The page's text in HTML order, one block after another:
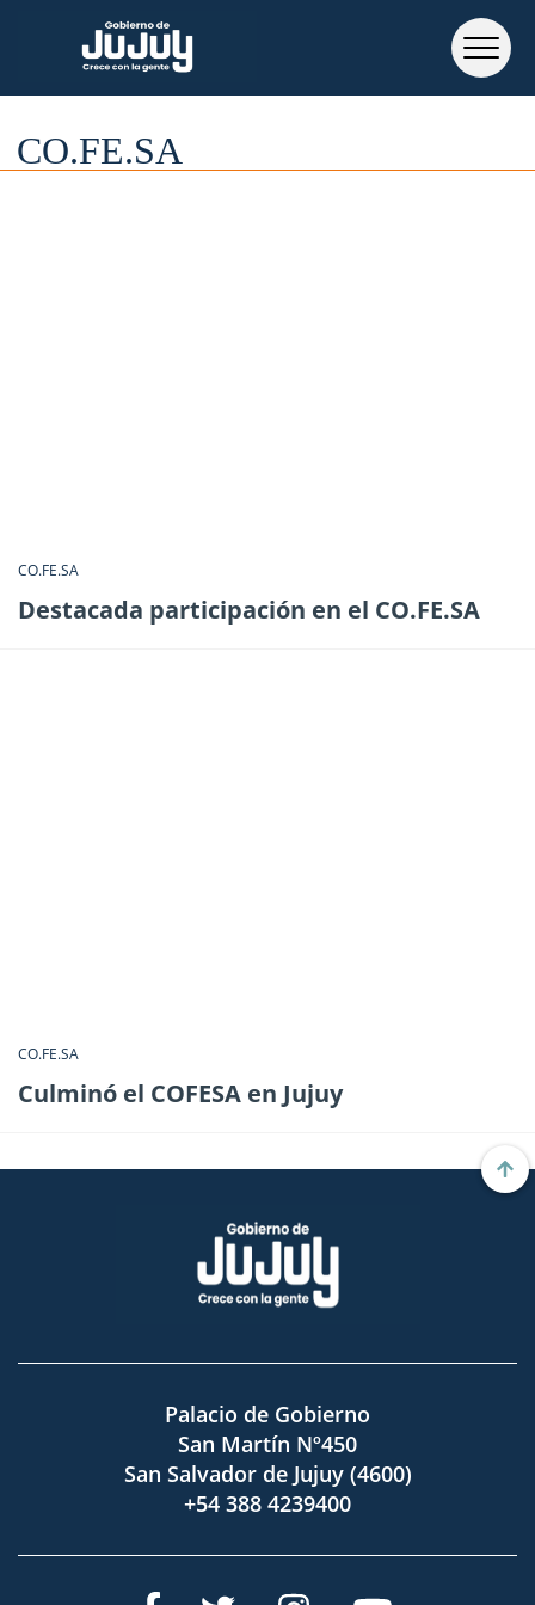
CO.FE.SA
CO.FE.SA
Destacada participación en el CO.FE.SA
CO.FE.SA
Culminó el COFESA en Jujuy
Palacio de Gobierno
San Martín Nº450
San Salvador de Jujuy (4600)
+54 388 4239400